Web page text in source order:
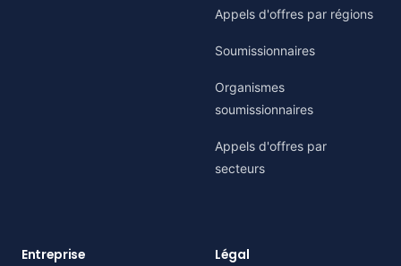
Appels d'offres par régions
Soumissionnaires
Organismes
soumissionnaires
Appels d'offres par
secteurs
Entreprise Légal